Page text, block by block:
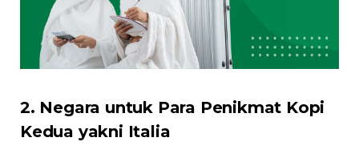
2. Negara untuk Para Penikmat Kopi
Kedua yakni Italia